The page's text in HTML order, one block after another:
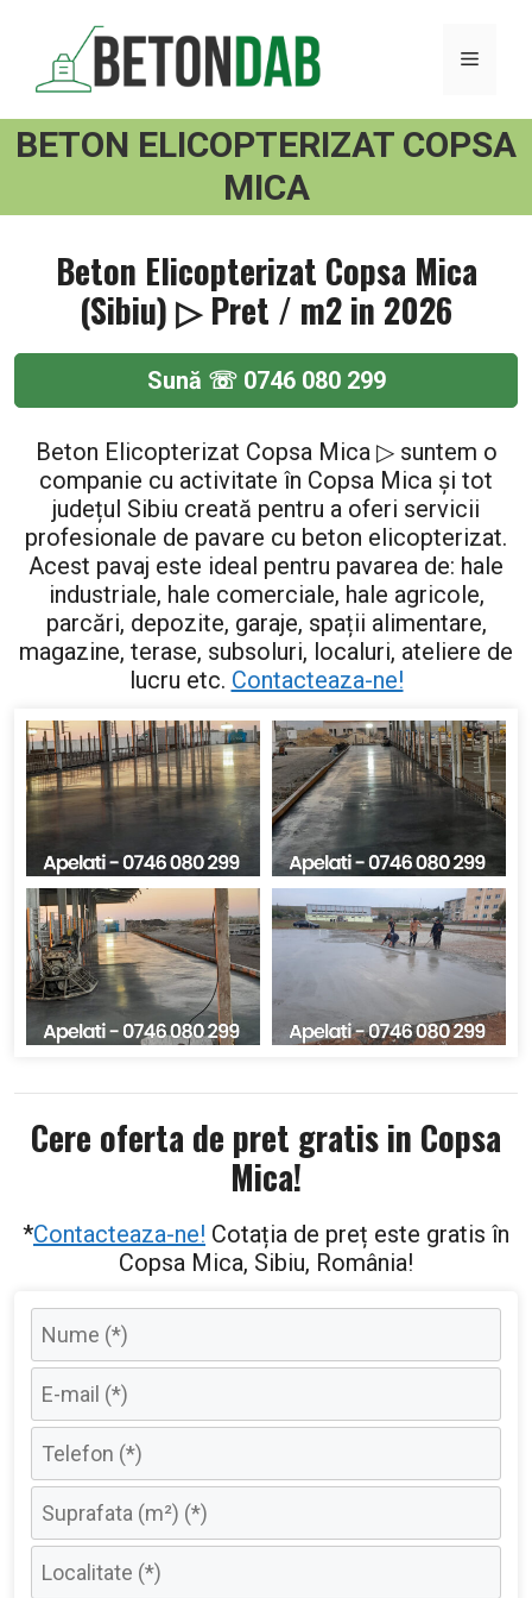
conținut
BETON ELICOPTERIZAT COPSA
MICA
Beton Elicopterizat Copsa Mica
(Sibiu) ▷ Pret / m2 in 2026
Sună ☏ 0746 080 299
Beton Elicopterizat Copsa Mica ▷ suntem o
companie cu activitate în Copsa Mica și tot
județul Sibiu creată pentru a oferi servicii
profesionale de pavare cu beton elicopterizat.
Acest pavaj este ideal pentru pavarea de: hale
industriale, hale comerciale, hale agricole,
parcări, depozite, garaje, spații alimentare,
magazine, terase, subsoluri, localuri, ateliere de
lucru etc. Contacteaza-ne!
Cere oferta de pret gratis in Copsa
Mica!
*Contacteaza-ne! Cotația de preț este gratis în
Copsa Mica, Sibiu, România!